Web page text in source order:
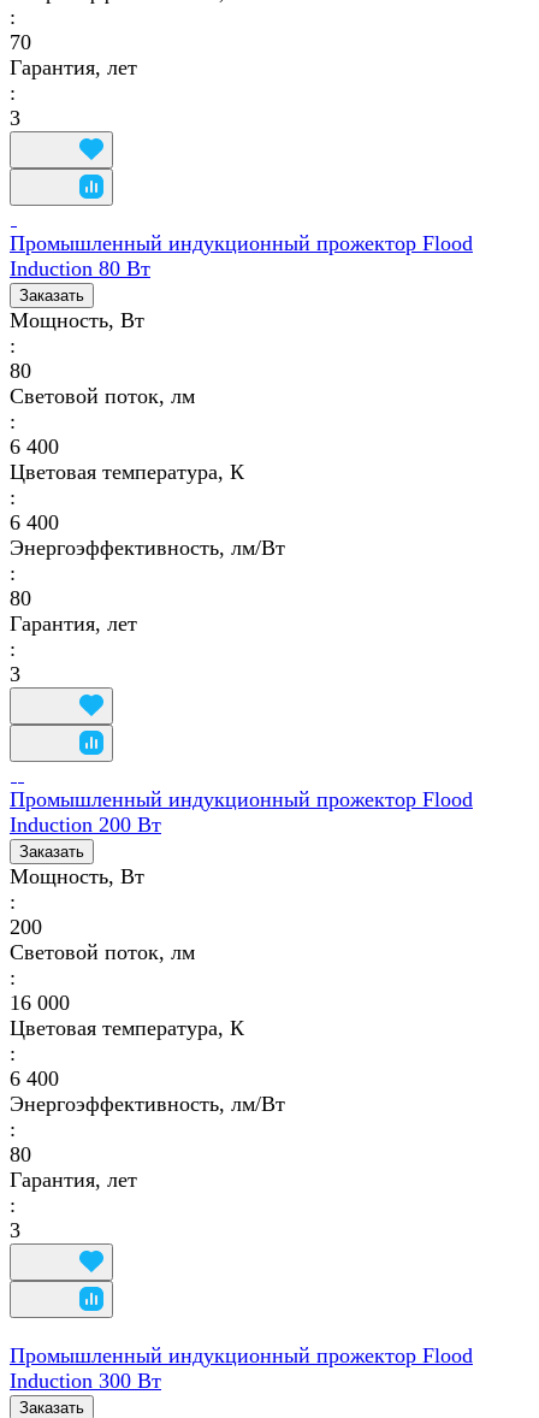
:
70
Гарантия, лет
:
3
Промышленный индукционный прожектор Flood
Induction 80 Вт
Заказать
Мощность, Вт
:
80
Световой поток, лм
:
6 400
Цветовая температура, К
:
6 400
Энергоэффективность, лм/Вт
:
80
Гарантия, лет
:
3
Промышленный индукционный прожектор Flood
Induction 200 Вт
Заказать
Мощность, Вт
:
200
Световой поток, лм
:
16 000
Цветовая температура, К
:
6 400
Энергоэффективность, лм/Вт
:
80
Гарантия, лет
:
3
Промышленный индукционный прожектор Flood
Induction 300 Вт
Заказать